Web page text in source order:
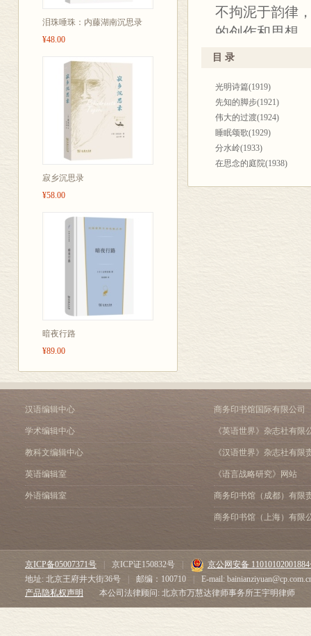
泪珠唾珠：内藤湖南沉思录
¥48.00
寂乡沉思录
¥58.00
暗夜行路
¥89.00
不拘泥于韵律
的创作和思想
明内斯库之后
都难以比拟的
作100余首，
目 录
光明诗篇(1919)
先知的脚步(1921)
伟大的过渡(1924)
睡眠颂歌(1929)
分水岭(1933)
在思念的庭院(1938)
汉语编辑中心
学术编辑中心
教科文编辑中心
英语编辑室
外语编辑室
商务印书馆国际有限公司
《英语世界》杂志社有限
《汉语世界》杂志社有限
《语言战略研究》网站
商务印书馆（成都）有限
商务印书馆（上海）有限
京ICP备05007371号 京ICP证150832号
京公网安备
地址: 北京王府井大街36号
邮编：100710
E-mail:
产品隐私权声明
本公司法律顾问: 北京市万慧达律师事务所王宇明律师